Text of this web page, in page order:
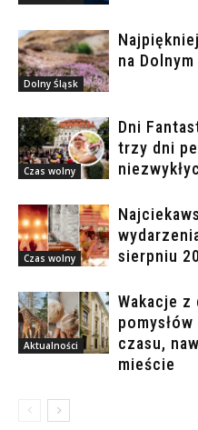
Dolny Śląsk
na
Czas wolny
Dni
trzy dni
Czas wolny
sierpniu
Aktualności
Wakacje z
czasu,
mieście